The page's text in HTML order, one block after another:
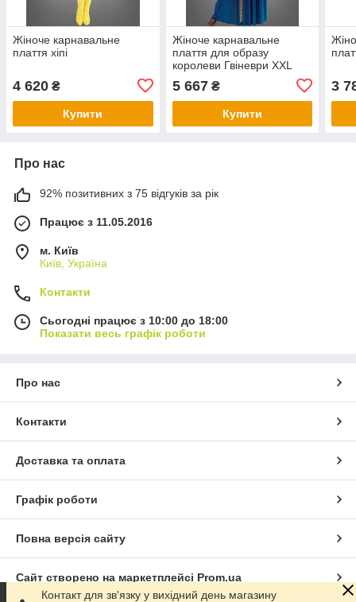
Жіноче карнавальне
плаття хіпі
4 620 ₴
Купити
Жіноче карнавальне
плаття для образу
королеви Гвіневри XXL
5 667₴
Купити
3
Про нас
92% позитивних з 75 відгуків за рік
Працює з 11.05.2016
м. Київ
Київ, Україна
Контакти
Сьогодні працює з 10:00 до 18:00
Показати весь графік роботи
Про нас
Контакти
Доставка та оплата
Графік роботи
Повна версія сайту
Сайт створено на маркетплейсі Prom.ua
Контакт для зв'язку у вихідний день магазину